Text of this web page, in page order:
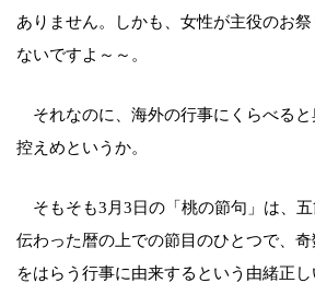
ありません。しかも、女性が主役のお
ないですよ～～。
それなのに、海外の行事にくらべると
控えめというか。
そもそも3月3日の「桃の節句」は、
伝わった暦の上での節目のひとつで、
をはらう行事に由来するという由緒正